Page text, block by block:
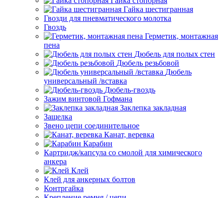
Гайка шестигранная
Гвозди для пневматического молотка
Гвоздь
Герметик, монтажная
пена
Дюбель для полых стен
Дюбель резьбовой
Дюбель
универсальный /вставка
Дюбель-гвоздь
Зажим винтовой Гофмана
Заклепка закладная
Защелка
Звено цепи соединительное
Канат, веревка
Карабин
Картридж/капсула со смолой для химического
анкера
Клей
Клей для анкерных болтов
Контргайка